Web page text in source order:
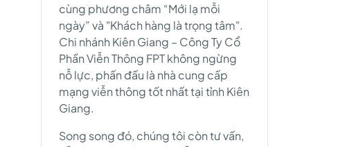
cùng phương châm “Mới lạ mỗi
ngày” và "Khách hàng là trọng tâm".
Chi nhánh Kiên Giang – Công Ty Cổ
Phần Viễn Thông FPT không ngừng
nỗ lực, phấn đấu là nhà cung cấp
mạng viễn thông tốt nhất tại tỉnh Kiên
Giang.
Song song đó, chúng tôi còn tư vấn,